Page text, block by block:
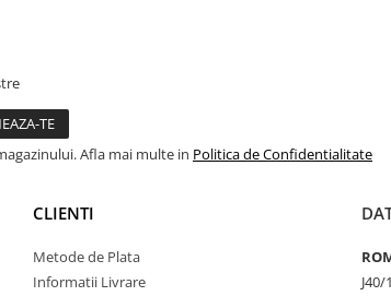
Afla mai multe in Politica de Confidentialitate
CLIENTI
Metode de Plata
Informatii Livrare